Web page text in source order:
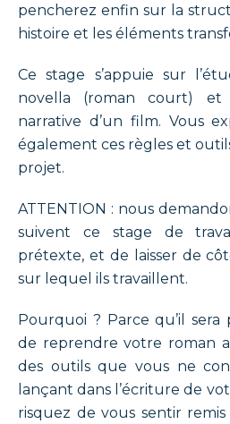
pencherez enfin sur la
histoire et les éléments
Ce stage s’appuie sur
novella (romancourt) et
narrative d’un film. Vous
également ces règles et
projet.
ATTENTION : nous
suivent ce stage de
prétexte, et de laisser de
sur lequel ils travaillent.
Pourquoi ? Parce qu’il
de reprendre votre roman
des outils que vous ne
lançant dans l’écriture de
risquez de vous sentir